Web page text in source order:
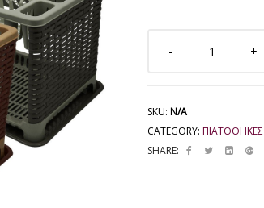
SKU: N/A
CATEGORY: ΠΙΑΤΟΘΗΚΕΣ
SHARE: